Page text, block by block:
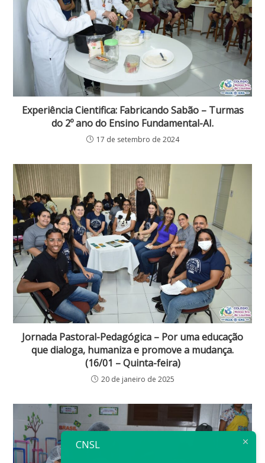
Experiência Cientifica: Fabricando Sabão – Turmas
do 2º ano do Ensino Fundamental-AI.
17 de setembro de 2024
Jornada Pastoral-Pedagógica – Por uma educação
que dialoga, humaniza e promove a mudança.
(16/01 – Quinta-feira)
20 de janeiro de 2025
CNSL